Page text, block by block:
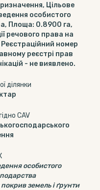
Цільове
особистого
Площа: 0.8900 га,
речового права на
номер
реєстрі прав
- не виявлено.
ділянки
CAV
особистого
земель і ґрунти